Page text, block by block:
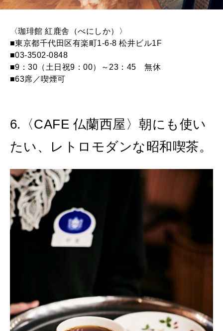
〈珈琲館 紅鹿舎（べにしか）〉
■東京都千代田区有楽町1-6-8 松井ビル1F
■03-3502-0848
■9：30（土日祝9：00）～23：45 無休
■63席／喫煙可
6.〈CAFE 仏蘭西屋〉朝にも使い
たい、レトロモダンな昭和喫茶。